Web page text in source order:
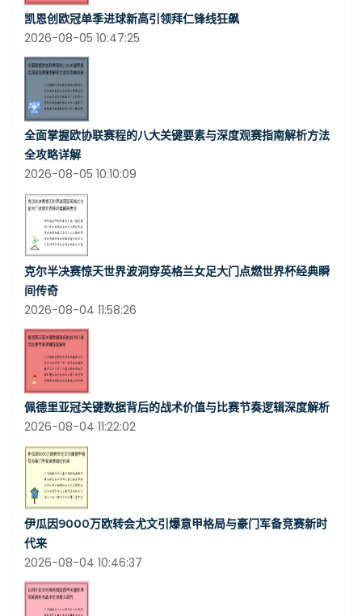
凯恩创欧冠单季进球新高引领拜仁锋线狂飙
2026-08-05 10:47:25
全面掌握欧协联赛程的八大关键要素与深度观赛指南解析方法
全攻略详解
2026-08-05 10:10:09
克尔半决赛惊天世界波洞穿英格兰女足大门点燃世界杯经典瞬
间传奇
2026-08-04 11:58:26
佩德里亚冠关键数据背后的战术价值与比赛节奏逻辑深度解析
2026-08-04 11:22:02
伊瓜因9000万欧转会尤文引爆意甲格局与豪门军备竞赛新时
代来
2026-08-04 10:46:37